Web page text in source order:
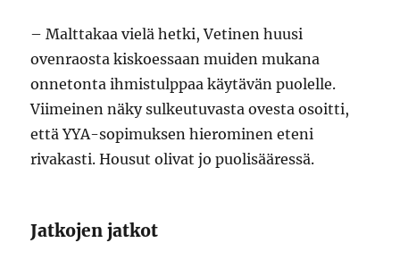
– Malttakaa vielä hetki, Vetinen huusi
ovenraosta kiskoessaan muiden mukana
onnetonta ihmistulppaa käytävän puolelle.
Viimeinen näky sulkeutuvasta ovesta osoitti,
että YYA-sopimuksen hierominen eteni
rivakasti. Housut olivat jo puolisääressä.
Jatkojen jatkot